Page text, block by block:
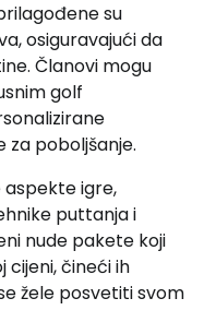
su
osiguravajući da
Članovi mogu
golf
poboljšanje.
aspekte igre,
puttanja i
nude pakete koji
cijeni, čineći ih
žele posvetiti svom